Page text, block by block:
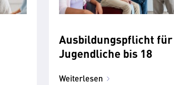
Ausbildungspflicht für
Jugendliche bis 18
Weiterlesen